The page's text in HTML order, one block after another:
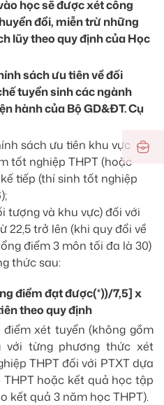
học sẽ được xét công
đổi, miễn trừ những
lũy theo quy định của Học
sách ưu tiên về đối
tuyển sinh các ngành
hành của Bộ GD&ĐT. Cụ
sách ưu tiên khu vực
tốt nghiệp THPT (hoặc
tiếp (thí sinh tốt nghiệp
tượng và khu vực) đối với
22,5 trở lên (khi quy đổi về
điểm 3 môn tối đa là 30)
thức sau:
điểm đạt được(*))/7,5] x
theo quy định
xét tuyển (không gồm
với từng phương thức xét
THPT đối với PTXT dựa
hoặc kết quả học tập
kết quả 3 năm học THPT).